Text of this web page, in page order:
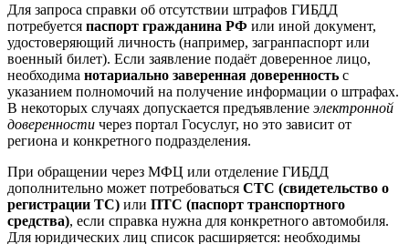
Для запроса справки об отсутствии штрафов ГИБДД
потребуется паспорт гражданина РФ или иной документ,
удостоверяющий личность (например, загранпаспорт или
военный билет). Если заявление подаёт доверенное лицо,
необходима нотариально заверенная доверенность с
указанием полномочий на получение информации о штрафах.
В некоторых случаях допускается предъявление электронной
доверенности через портал Госуслуг, но это зависит от
региона и конкретного подразделения.
При обращении через МФЦ или отделение ГИБДД
дополнительно может потребоваться СТС (свидетельство о
регистрации ТС) или ПТС (паспорт транспортного
средства), если справка нужна для конкретного автомобиля.
Для юридических лиц список расширяется: необходимы